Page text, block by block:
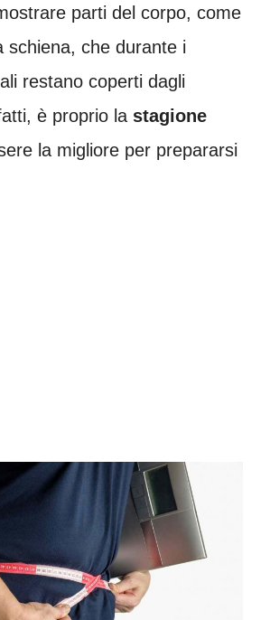
parti del corpo, come
schiena, che durante i
restano coperti dagli
è proprio la stagione
la migliore per prepararsi